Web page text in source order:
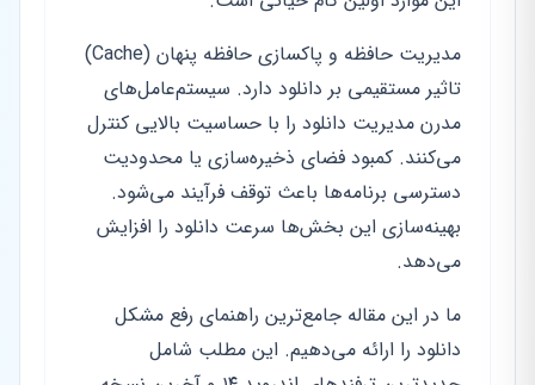
مدیریت حافظه و پاکسازی حافظه پنهان (Cache)
تاثیر مستقیمی بر دانلود دارد. سیستم‌عامل‌های
مدرن مدیریت دانلود را با حساسیت بالایی کنترل
می‌کنند. کمبود فضای ذخیره‌سازی یا محدودیت
دسترسی برنامه‌ها باعث توقف فرآیند می‌شود.
بهینه‌سازی این بخش‌ها سرعت دانلود را افزایش
می‌دهد.
ما در این مقاله جامع‌ترین راهنمای رفع مشکل
دانلود را ارائه می‌دهیم. این مطلب شامل